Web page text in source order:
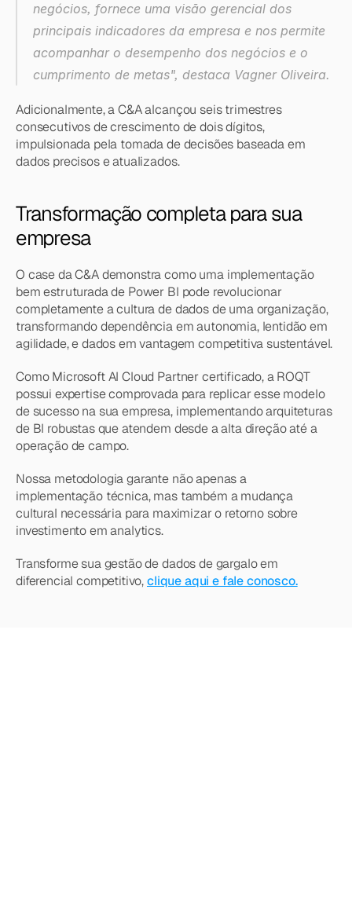
negócios, fornece uma visão gerencial dos
principais indicadores da empresa e nos permite
acompanhar o desempenho dos negócios e o
cumprimento de metas", destaca Vagner Oliveira.
Adicionalmente, a C&A alcançou seis trimestres
consecutivos de crescimento de dois dígitos,
impulsionada pela tomada de decisões baseada em
dados precisos e atualizados.
Transformação completa para sua
empresa
O case da C&A demonstra como uma implementação
bem estruturada de Power BI pode revolucionar
completamente a cultura de dados de uma organização,
transformando dependência em autonomia, lentidão em
agilidade, e dados em vantagem competitiva sustentável.
Como Microsoft AI Cloud Partner certificado, a ROQT
possui expertise comprovada para replicar esse modelo
de sucesso na sua empresa, implementando arquiteturas
de BI robustas que atendem desde a alta direção até a
operação de campo.
Nossa metodologia garante não apenas a
implementação técnica, mas também a mudança
cultural necessária para maximizar o retorno sobre
investimento em analytics.
Transforme sua gestão de dados de gargalo em
diferencial competitivo, clique aqui e fale conosco.